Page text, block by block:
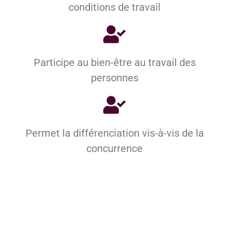
conditions de travail
Participe au bien-être au travail des
personnes
Permet la différenciation vis-à-vis de la
concurrence